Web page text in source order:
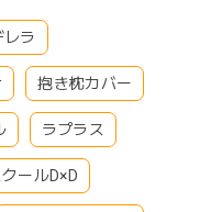
レラ
抱き枕カバー
ラプラス
ールD×D